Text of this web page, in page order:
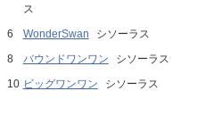
ス
WonderSwan
シソーラス
バウンドワンワン
シソーラス
ビッグワンワン シソーラス